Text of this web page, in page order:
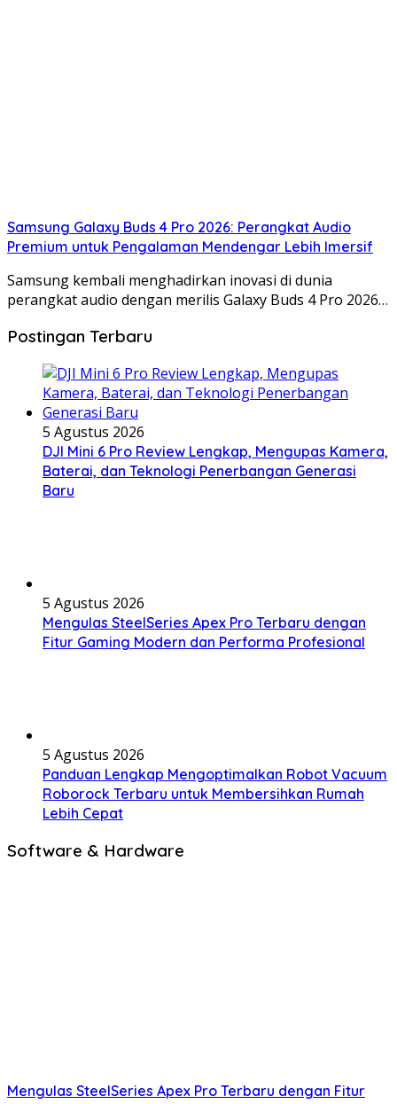
Samsung Galaxy Buds 4 Pro 2026: Perangkat Audio
Premium untuk Pengalaman Mendengar Lebih Imersif
Samsung kembali menghadirkan inovasi di dunia
perangkat audio dengan merilis Galaxy Buds 4 Pro 2026…
Postingan Terbaru
5 Agustus 2026
DJI Mini 6 Pro Review Lengkap, Mengupas Kamera,
Baterai, dan Teknologi Penerbangan Generasi
Baru
5 Agustus 2026
Mengulas SteelSeries Apex Pro Terbaru dengan
Fitur Gaming Modern dan Performa Profesional
5 Agustus 2026
Panduan Lengkap Mengoptimalkan Robot Vacuum
Roborock Terbaru untuk Membersihkan Rumah
Lebih Cepat
Software & Hardware
Mengulas SteelSeries Apex Pro Terbaru dengan Fitur